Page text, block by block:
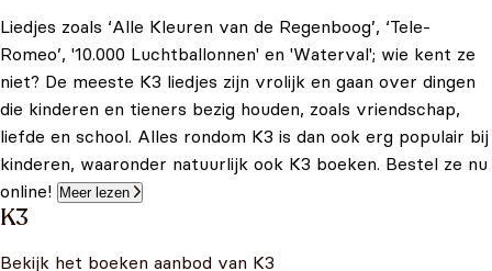
Liedjes zoals ‘Alle Kleuren van de Regenboog’, ‘Tele-
Romeo’, '10.000 Luchtballonnen' en 'Waterval'; wie kent ze
niet? De meeste K3 liedjes zijn vrolijk en gaan over dingen
die kinderen en tieners bezig houden, zoals vriendschap,
liefde en school. Alles rondom K3 is dan ook erg populair bij
kinderen, waaronder natuurlijk ook K3 boeken. Bestel ze nu
online!
Meer lezen
K3
Bekijk het boeken aanbod van K3